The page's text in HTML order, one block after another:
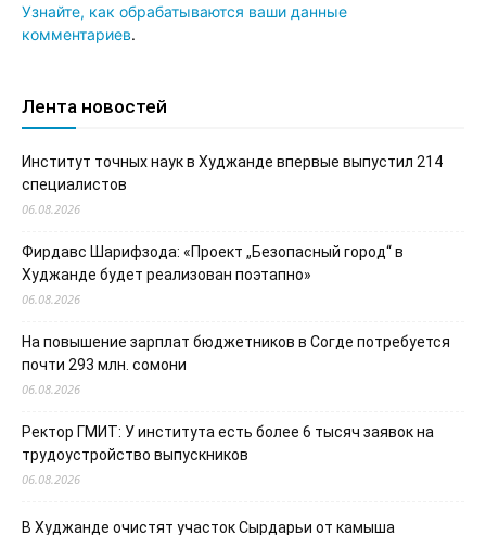
Узнайте, как обрабатываются ваши данные
комментариев.
Лента новостей
Институт точных наук в Худжанде впервые выпустил 214
специалистов
06.08.2026
Фирдавс Шарифзода: «Проект „Безопасный город“ в
Худжанде будет реализован поэтапно»
06.08.2026
На повышение зарплат бюджетников в Согде потребуется
почти 293 млн. сомони
06.08.2026
Ректор ГМИТ: У института есть более 6 тысяч заявок на
трудоустройство выпускников
06.08.2026
В Худжанде очистят участок Сырдарьи от камыша